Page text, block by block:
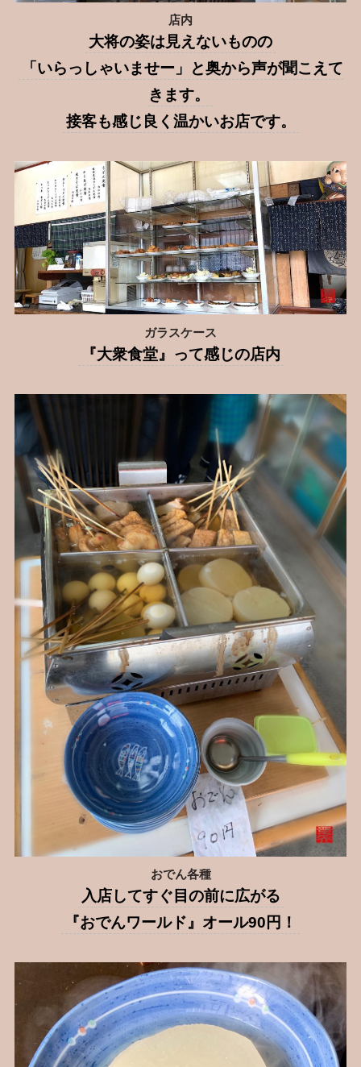
店内
大将の姿は見えないものの
「いらっしゃいませー」と奥から声が聞こえて
きます。
接客も感じ良く温かいお店です。
ガラスケース
『大衆食堂』って感じの店内
おでん各種
入店してすぐ目の前に広がる
『おでんワールド』オール90円！